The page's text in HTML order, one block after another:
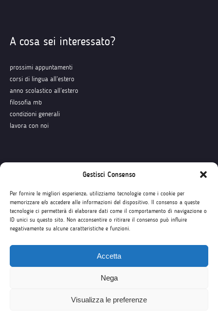
Gestisci Consenso
Per fornire le migliori esperienze, utilizziamo tecnologie come i cookie per
memorizzare e/o accedere alle informazioni del dispositivo. Il consenso a queste
tecnologie ci permetterà di elaborare dati come il comportamento di navigazione o
ID unici su questo sito. Non acconsentire o ritirare il consenso può influire
negativamente su alcune caratteristiche e funzioni.
Accetta
Nega
Visualizza le preferenze
A cosa sei interessato?
prossimi appuntamenti
corsi di lingua all’estero
anno scolastico all’estero
filosofia mb
condizioni generali
lavora con noi